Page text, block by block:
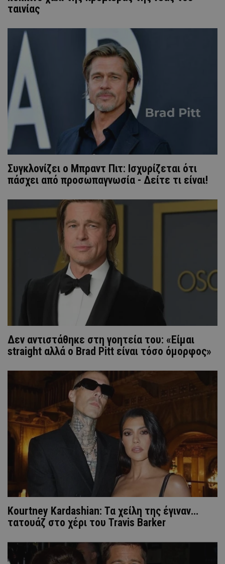
ταινίας
Συγκλονίζει ο Μπραντ Πιτ: Ισχυρίζεται ότι
πάσχει από προσωπαγνωσία - Δείτε τι είναι!
Δεν αντιστάθηκε στη γοητεία του: «Είμαι
straight αλλά ο Brad Pitt είναι τόσο όμορφος»
Kourtney Kardashian: Τα χείλη της έγιναν…
τατουάζ στο χέρι του Travis Barker